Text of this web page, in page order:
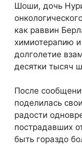
Шоши, дочь
как раввин
химиотерапию
долголетие
десятки тысяч
После
поделилась
радости
пострадавших
быть гораздо